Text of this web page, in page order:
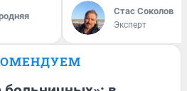
Стас Соколов
Эксперт